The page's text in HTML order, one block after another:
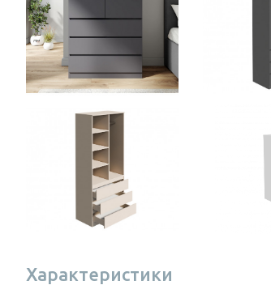
Характеристики